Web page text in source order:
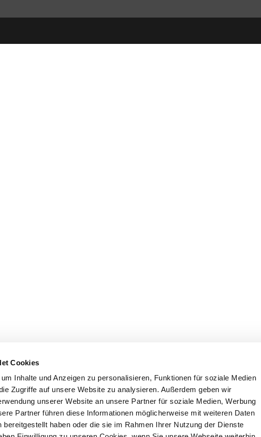
Cookies
Inhalte und Anzeigen zu personalisieren, Funktionen für soziale Medien
Zugriffe auf unsere Website zu analysieren. Außerdem geben wir
unserer Website an unsere Partner für soziale Medien, Werbung
Partner führen diese Informationen möglicherweise mit weiteren Daten
bereitgestellt haben oder die sie im Rahmen Ihrer Nutzung der Dienste